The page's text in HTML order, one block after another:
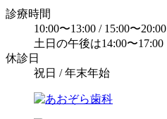
診療時間
10:00〜13:00 / 15:00〜20:00
土日の午後は14:00〜17:00
休診日
祝日 / 年末年始